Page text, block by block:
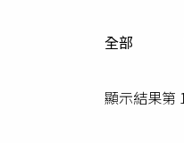
全部
顯示結果第